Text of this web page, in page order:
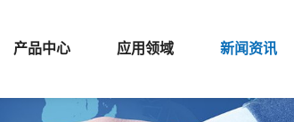
产品中心 应用领域 新闻资讯